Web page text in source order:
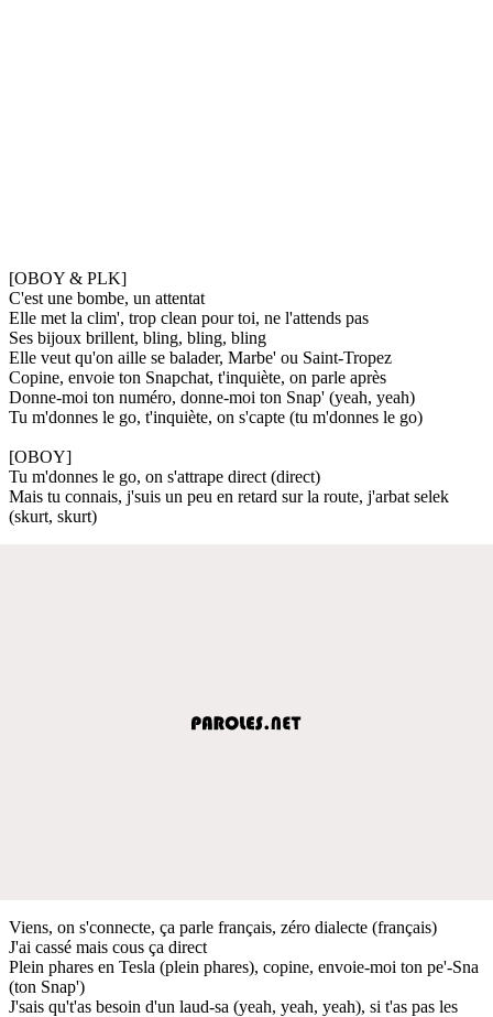
[OBOY & PLK]
C'est une bombe, un attentat
Elle met la clim', trop clean pour toi, ne l'attends pas
Ses bijoux brillent, bling, bling, bling
Elle veut qu'on aille se balader, Marbe' ou Saint-Tropez
Copine, envoie ton Snapchat, t'inquiète, on parle après
Donne-moi ton numéro, donne-moi ton Snap' (yeah, yeah)
Tu m'donnes le go, t'inquiète, on s'capte (tu m'donnes le go)
[OBOY]
Tu m'donnes le go, on s'attrape direct (direct)
Mais tu connais, j'suis un peu en retard sur la route, j'arbat selek
(skurt, skurt)
Viens, on s'connecte, ça parle français, zéro dialecte (français)
J'ai cassé mais cous ça direct
Plein phares en Tesla (plein phares), copine, envoie-moi ton pe'-Sna
(ton Snap')
J'sais qu't'as besoin d'un laud-sa (yeah, yeah, yeah), si t'as pas les